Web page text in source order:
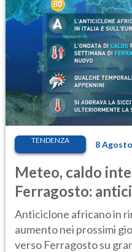
TENDENZA 8
Meteo, caldo
Ferragosto:
ancora
Anticiclone africano in
aumento nei prossimi
verso Ferragosto su